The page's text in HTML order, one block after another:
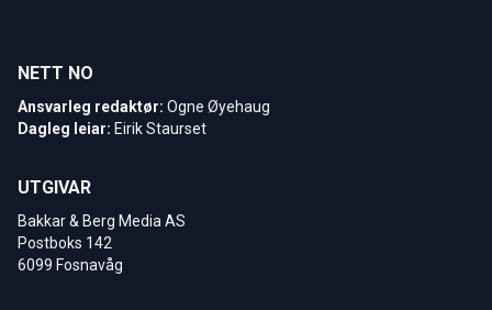
NETT NO
Ansvarleg redaktør: Ogne Øyehaug
Dagleg leiar: Eirik Staurset
UTGIVAR
Bakkar & Berg Media AS
Postboks 142
6099 Fosnavåg